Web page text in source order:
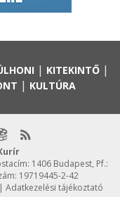
| KITEKINTŐ|
| KULTÚRA
1406 Budapest, Pf.:
19719445-2-42
| Adatkezelési tájékoztató